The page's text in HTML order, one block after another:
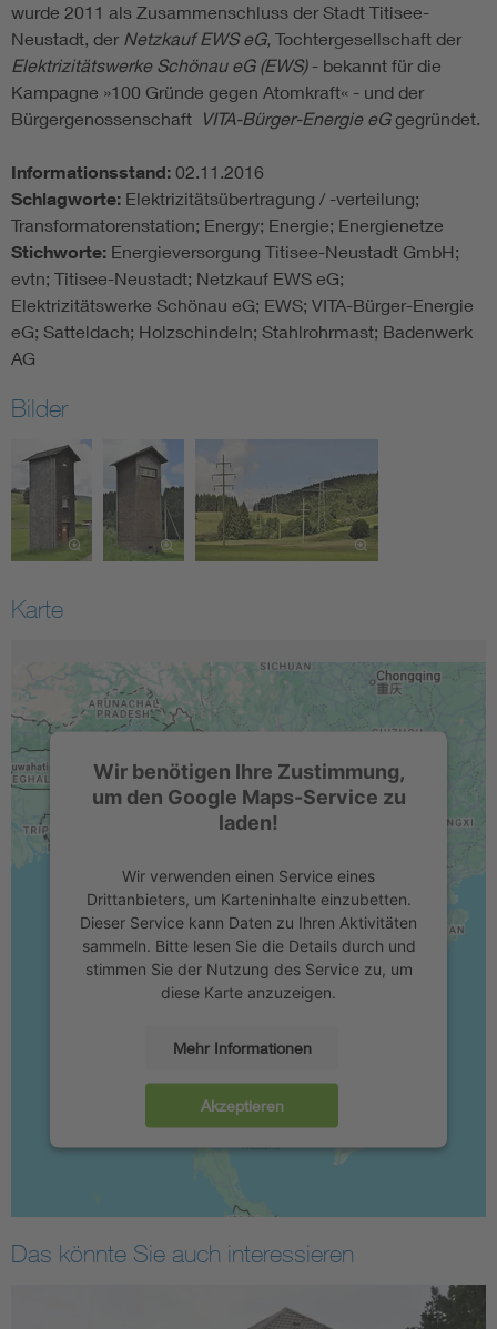
wurde 2011 als Zusammenschluss der Stadt Titisee-
Neustadt, der Netzkauf EWS eG, Tochtergesellschaft der
Elektrizitätswerke Schönau eG (EWS)- bekannt für die
Kampagne »100 Gründe gegen Atomkraft« - und der
Bürgergenossenschaft VITA-Bürger-Energie eGgegründet.
Informationsstand: 02.11.2016
Schlagworte: Elektrizitätsübertragung / -verteilung;
Transformatorenstation; Energy; Energie; Energienetze
Stichworte: Energieversorgung Titisee-Neustadt GmbH;
evtn; Titisee-Neustadt; Netzkauf EWS eG;
Elektrizitätswerke Schönau eG; EWS; VITA-Bürger-Energie
eG; Satteldach; Holzschindeln; Stahlrohrmast; Badenwerk
AG
Bilder
Karte
Wir benötigen Ihre Zustimmung,
um den Google Maps-Service zu
laden!
Wir verwenden einen Service eines
Drittanbieters, um Karteninhalte einzubetten.
Dieser Service kann Daten zu Ihren Aktivitäten
sammeln. Bitte lesen Sie die Details durch und
stimmen Sie der Nutzung des Service zu, um
diese Karte anzuzeigen.
Mehr Informationen
Akzeptieren
Das könnte Sie auch interessieren